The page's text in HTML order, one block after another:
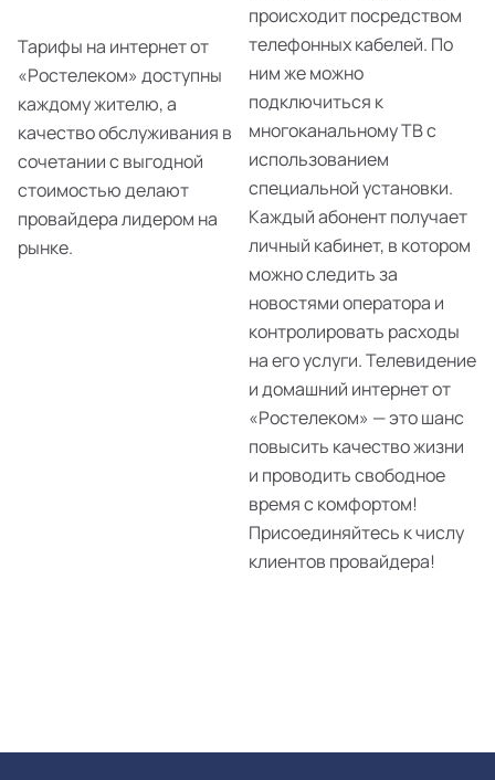
Тарифы на интернет от
«Ростелеком» доступны
каждому жителю, а
качество обслуживания в
сочетании с выгодной
стоимостью делают
провайдера лидером на
рынке.
происходит посредством
телефонных кабелей. По
ним же можно
подключиться к
многоканальному ТВ с
использованием
специальной установки.
Каждый абонент получает
личный кабинет, в котором
можно следить за
новостями оператора и
контролировать расходы
на его услуги. Телевидение
и домашний интернет от
«Ростелеком» — это шанс
повысить качество жизни
и проводить свободное
время с комфортом!
Присоединяйтесь к числу
клиентов провайдера!